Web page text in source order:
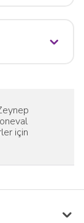
için